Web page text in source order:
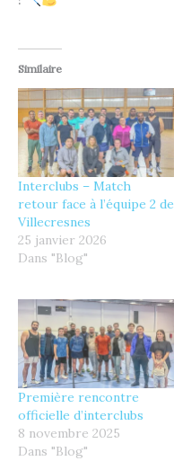
Similaire
Interclubs – Match
retour face à l’équipe 2 de
Villecresnes
25 janvier 2026
Dans "Blog"
Première rencontre
officielle d’interclubs
8 novembre 2025
Dans "Blog"